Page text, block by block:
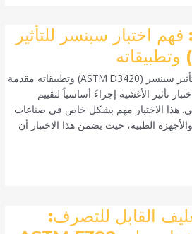
فهم اختبار سبنسر للتأثير
اختبار تأثير الفيلم: فهم اختبار تأثير سبنسر (ASTM D3420) وتطبيقاته مقدمة
تأثير الأغشية إجراءً أساسياً لتقييم
هذا الاختبار مهم بشكل خاص في صناعات
والأجهزة الطبية، حيث يضمن هذا الاختبار أن
القابل للتصرف: